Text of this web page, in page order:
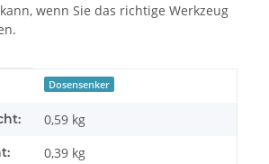
wenn Sie das richtige Werkzeug
Dosensenker
0,59 kg
0,39 kg